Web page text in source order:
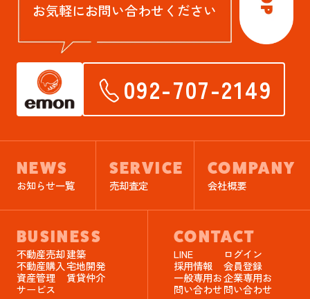
お気軽にお問い合わせください
092-707-2149
NEWS
お知らせ一覧
SERVICE
売却査定
COMPANY
会社概要
BUSINESS
不動産売却建築
不動産購入宅地開発
資産管理
サービス
賃貸仲介
CONTACT
LINE
ログイン
採用情報
会員登録
一般専用お
問い合わせ
企業専用お
問い合わせ